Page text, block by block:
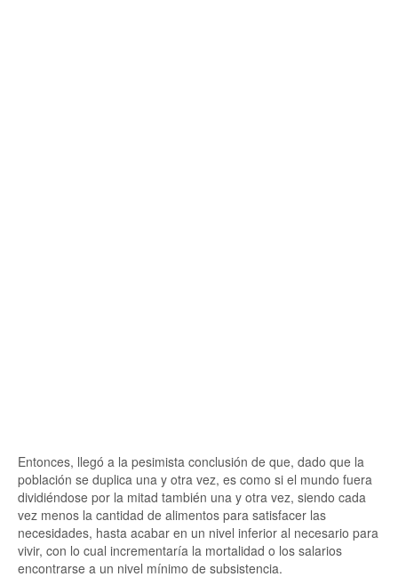
Entonces, llegó a la pesimista conclusión de que, dado que la
población se duplica una y otra vez, es como si el mundo fuera
dividiéndose por la mitad también una y otra vez, siendo cada
vez menos la cantidad de alimentos para satisfacer las
necesidades, hasta acabar en un nivel inferior al necesario para
vivir, con lo cual incrementaría la mortalidad o los salarios
encontrarse a un nivel mínimo de subsistencia.